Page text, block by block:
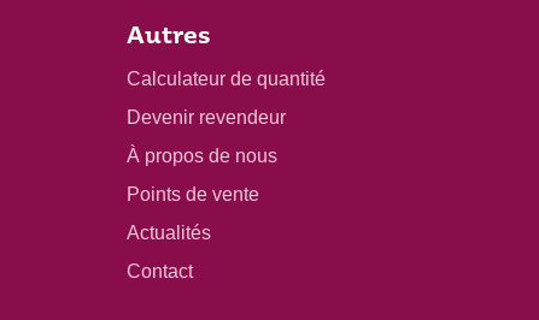
Autres
Calculateur de quantité
Devenir revendeur
À propos de nous
Points de vente
Actualités
Contact